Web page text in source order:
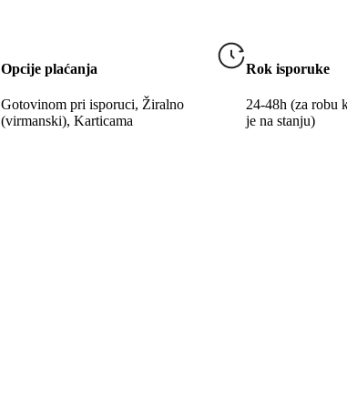
Opcije plaćanja
Gotovinom pri isporuci, Žiralno
(virmanski), Karticama
Rok isporuke
24-48h (za robu
je na stanju)